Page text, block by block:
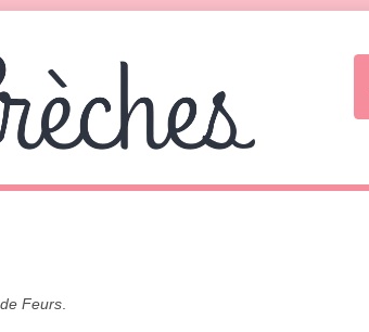
Feurs